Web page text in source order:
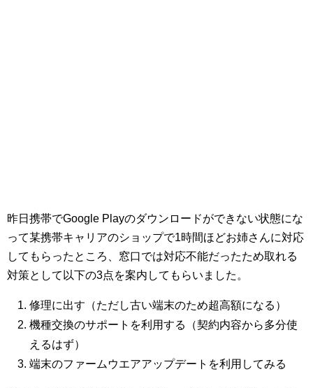
昨日携帯でGoogle Playのダウンロードができない状態にな
って某携帯キャリアのショップで1時間ほどお姉さんに対応
してもらったところ、窓口では対応不能だったため取れる
対策として以下の3点を案内してもらいました。
修理に出す（ただし古い端末のため超高額になる）
機種交換のサポートを利用する（契約内容から多分使
えるはず）
端末のファームウエアアップデートを利用してみる